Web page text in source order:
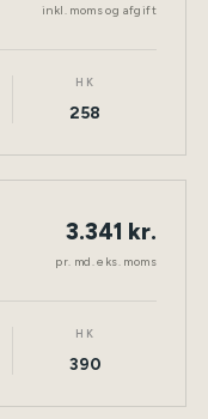
inkl. moms og afgift
HK
258
TØNDER
3.341 kr.
pr. md. eks. moms
HK
390